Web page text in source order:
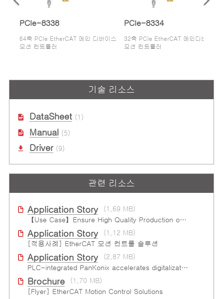
PCIe-8338
64축 PCIe EtherCAT 메인 디바이스
모션 컨트롤러
PCIe-8334
32축 PCIe EtherCAT 메인디바이스
모션 컨트롤러
기술 리소스
DataSheet(1)
Manual (5)
Driver(9)
관련 리소스
Application Story
(1.69 MB)
【Use Case】Ensure High Quality Production of the EV Battery
Application Story
(1.12 MB)
[적용사례] EtherCAT 모션 컨트롤 솔루션
Application Story
(2.87 MB)
PLC-integrated PanKonix accelerates digitalization
Brochure
(1.70 MB)
[Flyer] EtherCAT Motion Control Solutions